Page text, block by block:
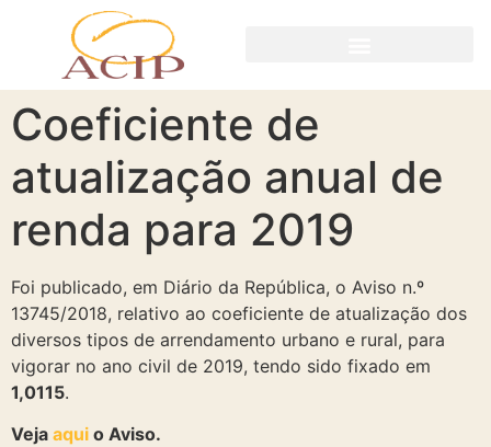
Coeficiente de
atualização anual de
renda para 2019
Foi publicado, em Diário da República, o Aviso n.º
13745/2018, relativo ao coeficiente de atualização dos
diversos tipos de arrendamento urbano e rural, para
vigorar no ano civil de 2019, tendo sido fixado em
1,0115.
Veja aqui o Aviso.